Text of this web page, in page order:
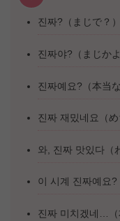
진짜?（まじで？）
진짜야?（まじかよ
진짜예요?（本当な
진짜 재밌네요（め
와, 진짜 맛있다（
이 시계 진짜예요?
진짜 미치겠네…（